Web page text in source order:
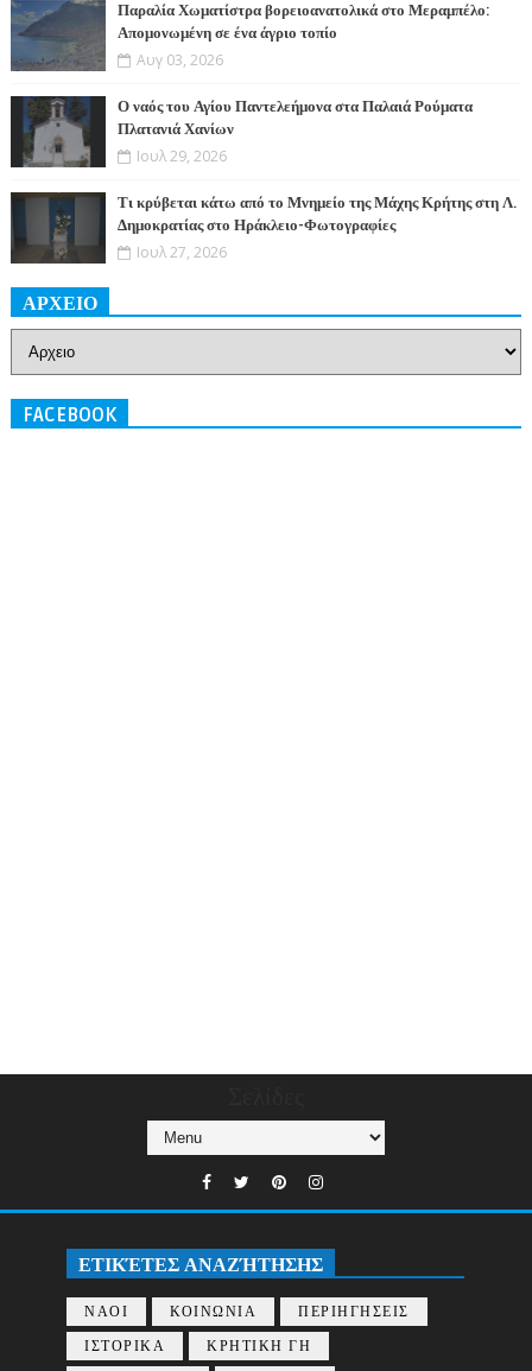
Παραλία Χωματίστρα βορειοανατολικά στο Μεραμπέλο:
Απομονωμένη σε ένα άγριο τοπίο
Αυγ 03, 2026
Ο ναός του Αγίου Παντελεήμονα στα Παλαιά Ρούματα
Πλατανιά Χανίων
Ιουλ 29, 2026
Τι κρύβεται κάτω από το Μνημείο της Μάχης Κρήτης στη Λ.
Δημοκρατίας στο Ηράκλειο-Φωτογραφίες
Ιουλ 27, 2026
ΑΡΧΕΙΟ
FACEBOOK
ΕΤΙΚΈΤΕΣ ΑΝΑΖΉΤΗΣΗΣ
ΝΑΟΙ ΚΟΙΝΩΝΙΑ
ΠΕΡΙΗΓΗΣΕΙΣ
ΙΣΤΟΡΙΚΑ
ΚΡΗΤΙΚΗ ΓΗ